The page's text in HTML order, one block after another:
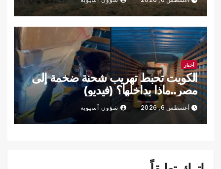
أخبار
الكويت تحبط تهريب شحنة ضخمة إلى
مصر..ماذا بداخلها؟ (فيديو)
أغسطس 6, 2026 شؤون آسيوية